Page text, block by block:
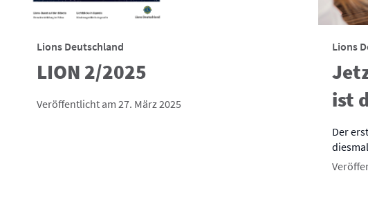
Lions Deutschland
LION 2/2025
Veröffentlicht am 27. März 2025
Lions
ist
Der